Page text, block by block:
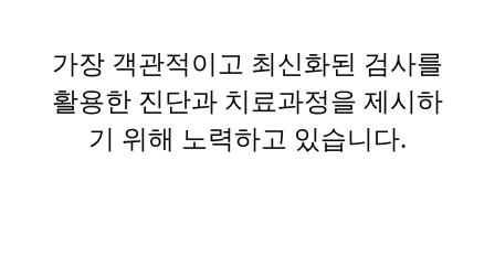
가장 객관적이고 최신화된 검사를
활용한 진단과 치료과정을 제시하
기 위해 노력하고 있습니다.